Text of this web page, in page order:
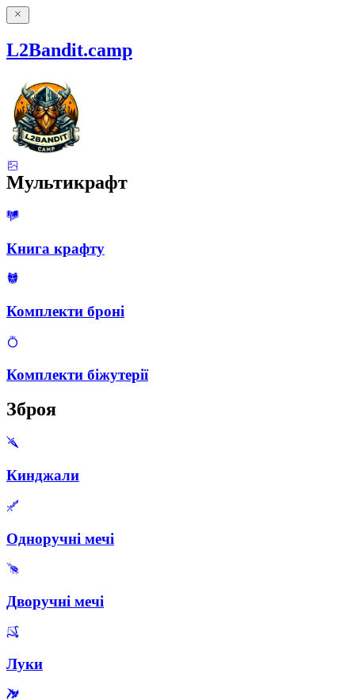
L2Bandit.camp
Мультикрафт
Книга крафту
Комплекти броні
Комплекти біжутерії
Зброя
Кинджали
Одноручні мечі
Дворучні мечі
Луки